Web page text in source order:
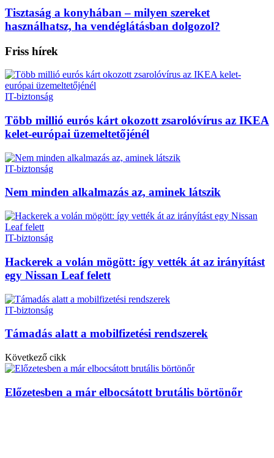
Tisztaság a konyhában – milyen szereket
használhatsz, ha vendéglátásban dolgozol?
Friss hírek
IT-biztonság
Több millió eurós kárt okozott zsarolóvírus az IKEA
kelet-európai üzemeltetőjénél
IT-biztonság
Nem minden alkalmazás az, aminek látszik
IT-biztonság
Hackerek a volán mögött: így vették át az irányítást
egy Nissan Leaf felett
IT-biztonság
Támadás alatt a mobilfizetési rendszerek
Következő cikk
Előzetesben a már elbocsátott brutális börtönőr